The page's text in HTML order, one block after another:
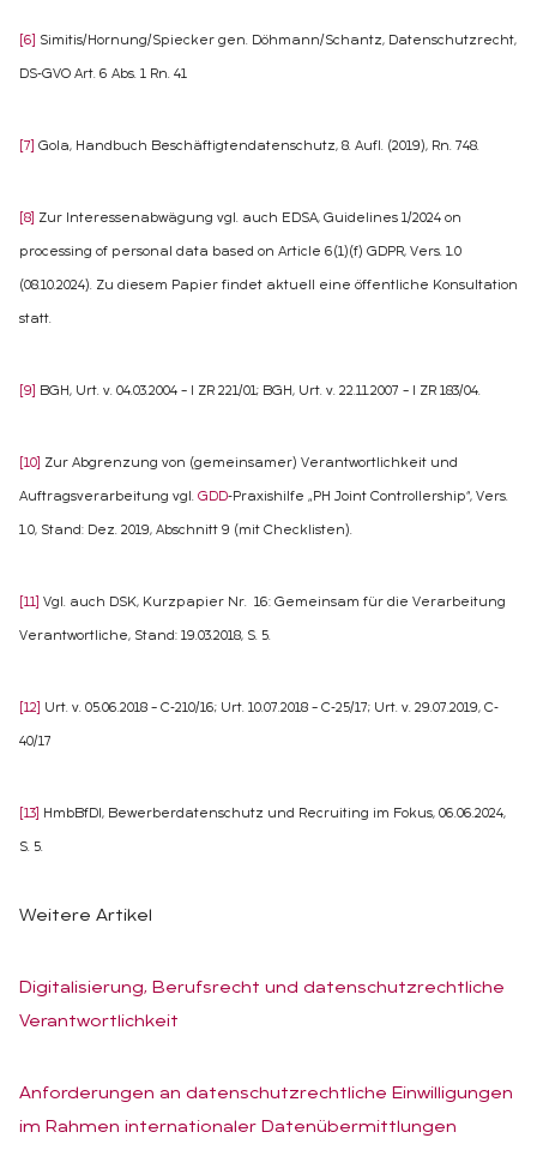
[6] Simitis/Hornung/Spiecker gen. Döhmann/Schantz, Datenschutzrecht,
DS-GVO Art. 6 Abs. 1 Rn. 41
[7] Gola, Handbuch Beschäftigtendatenschutz, 8. Aufl. (2019), Rn. 748.
[8] Zur Interessenabwägung vgl. auch EDSA, Guidelines 1/2024 on
processing of personal data based on Article 6(1)(f) GDPR, Vers. 1.0
(08.10.2024). Zu diesem Papier findet aktuell eine öffentliche Konsultation
statt.
[9] BGH, Urt. v. 04.03.2004 – I ZR 221/01; BGH, Urt. v. 22.11.2007 – I ZR 183/04.
[10] Zur Abgrenzung von (gemeinsamer) Verantwortlichkeit und
Auftragsverarbeitung vgl. GDD-Praxishilfe „PH Joint Controllership“, Vers.
1.0, Stand: Dez. 2019, Abschnitt 9 (mit Checklisten).
[11] Vgl. auch DSK, Kurzpapier Nr. 16: Gemeinsam für die Verarbeitung
Verantwortliche, Stand: 19.03.2018, S. 5.
[12] Urt. v. 05.06.2018 – C-210/16; Urt. 10.07.2018 – C-25/17; Urt. v. 29.07.2019, C-
40/17
[13] HmbBfDI, Bewerberdatenschutz und Recruiting im Fokus, 06.06.2024,
S. 5.
Weitere Artikel
Di­gi­ta­li­sie­rung, Be­rufs­recht und da­ten­schutz­recht­li­che
Ver­ant­wort­lich­keit
An­for­de­run­gen an da­ten­schutz­recht­li­che Ein­wil­li­gun­gen
im Rah­men in­ter­na­tio­na­ler Da­ten­über­mitt­lun­gen